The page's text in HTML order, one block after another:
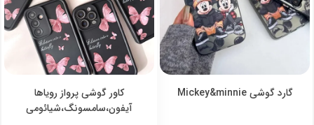
گارد گوشی Mickey&minnie
کاور گوشی پرواز رویاها
آیفون،سامسونگ،شیائومی